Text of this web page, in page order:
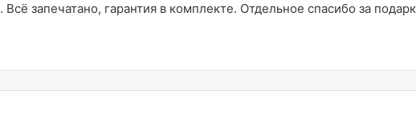
запечатано, гарантия в комплекте. Отдельное спасибо за